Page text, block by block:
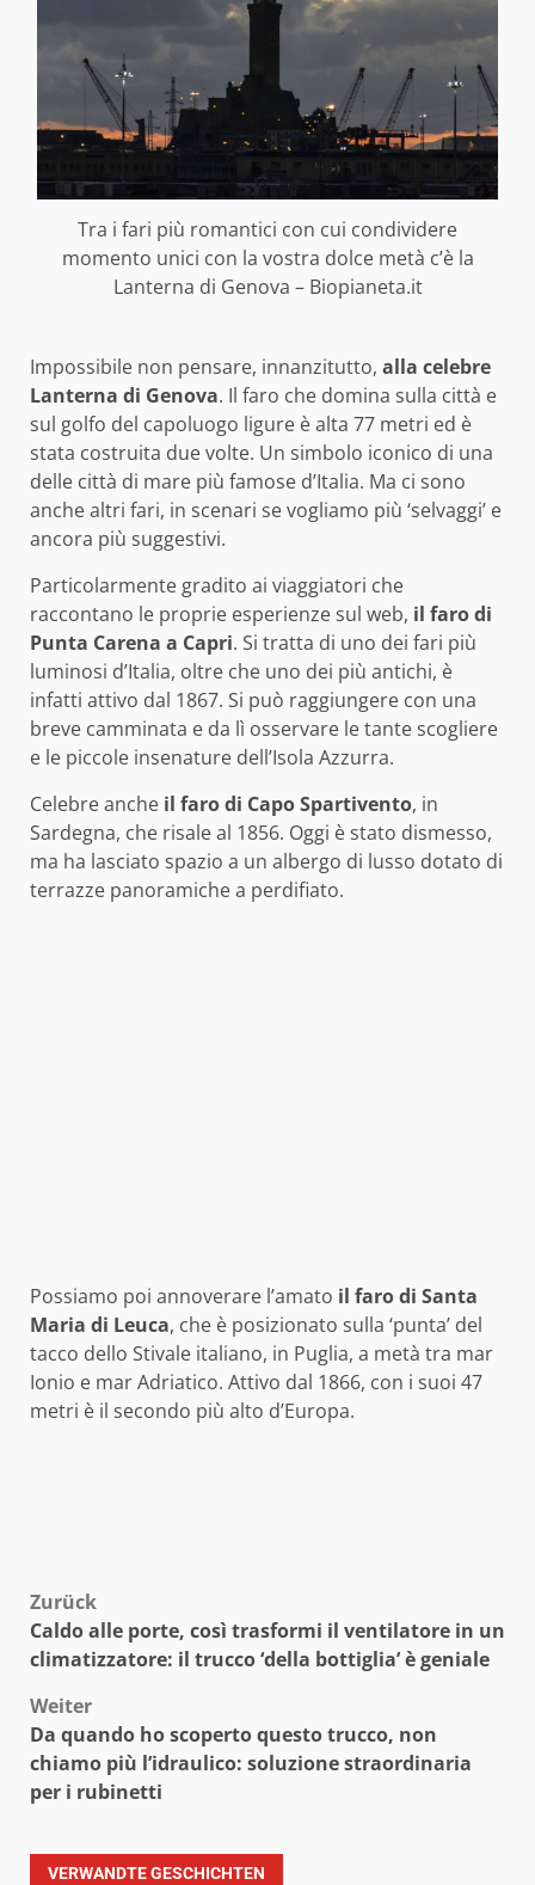
Tra i fari più romantici con cui condividere
momento unici con la vostra dolce metà c’è la
Lanterna di Genova – Biopianeta.it
Impossibile non pensare, innanzitutto, alla celebre
Lanterna di Genova. Il faro che domina sulla città e
sul golfo del capoluogo ligure è alta 77 metri ed è
stata costruita due volte. Un simbolo iconico di una
delle città di mare più famose d’Italia. Ma ci sono
anche altri fari, in scenari se vogliamo più ‘selvaggi’ e
ancora più suggestivi.
Particolarmente gradito ai viaggiatori che
raccontano le proprie esperienze sul web, il faro di
Punta Carena a Capri. Si tratta di uno dei fari più
luminosi d’Italia, oltre che uno dei più antichi, è
infatti attivo dal 1867. Si può raggiungere con una
breve camminata e da lì osservare le tante scogliere
e le piccole insenature dell’Isola Azzurra.
Celebre anche il faro di Capo Spartivento, in
Sardegna, che risale al 1856. Oggi è stato dismesso,
ma ha lasciato spazio a un albergo di lusso dotato di
terrazze panoramiche a perdifiato.
Possiamo poi annoverare l’amato il faro di Santa
Maria di Leuca, che è posizionato sulla ‘punta’ del
tacco dello Stivale italiano, in Puglia, a metà tra mar
Ionio e mar Adriatico. Attivo dal 1866, con i suoi 47
metri è il secondo più alto d’Europa.
Beitragsnavigation
Zurück
Caldo alle porte, così trasformi il ventilatore in un
climatizzatore: il trucco ‘della bottiglia’ è geniale
Weiter
Da quando ho scoperto questo trucco, non
chiamo più l’idraulico: soluzione straordinaria
per i rubinetti
VERWANDTE GESCHICHTEN